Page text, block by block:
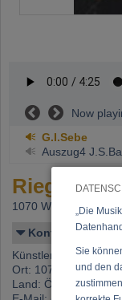
„Die
Sie
und den
Now
G.I.Sebe
Auszug4
Riegler,
1070 Wien,
Kontakt
Künstlername:
Ort: 1070 Wien
Land: Österreich